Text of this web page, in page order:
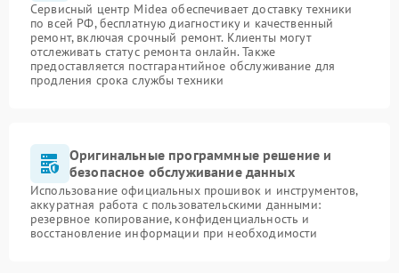
Сервисный центр Midea обеспечивает доставку техники
по всей РФ, бесплатную диагностику и качественный
ремонт, включая срочный ремонт. Клиенты могут
отслеживать статус ремонта онлайн. Также
предоставляется постгарантийное обслуживание для
продления срока службы техники
Оригинальные программные решение и
безопасное обслуживание данных
Использование официальных прошивок и инструментов,
аккуратная работа с пользовательскими данными:
резервное копирование, конфиденциальность и
восстановление информации при необходимости